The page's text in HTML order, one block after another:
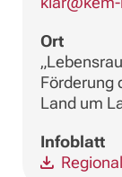
Ort
Förderung
Land um
Infoblatt